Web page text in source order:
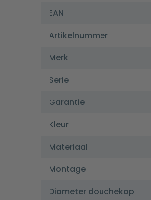
EAN
Artikelnummer
Merk
Serie
Garantie
Kleur
Materiaal
Montage
Diameter douchekop